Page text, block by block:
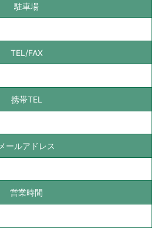
駐車場
TEL/FAX
携帯TEL
メールアドレス
営業時間